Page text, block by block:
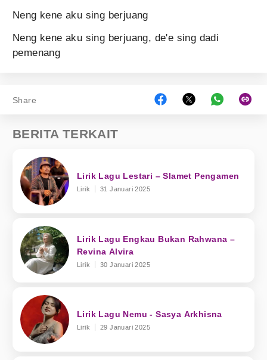
Neng kene aku sing berjuang
Neng kene aku sing berjuang, de'e sing dadi
pemenang
Share
BERITA TERKAIT
Lirik Lagu Lestari – Slamet Pengamen
Lirik 31 Januari 2025
Lirik Lagu Engkau Bukan Rahwana –
Revina Alvira
Lirik 30 Januari 2025
Lirik Lagu Nemu - Sasya Arkhisna
Lirik 29 Januari 2025